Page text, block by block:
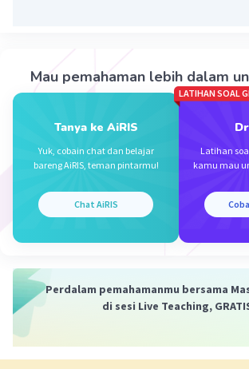
Iklan
Mau pemahaman lebih dalam
Tanya ke AiRIS
Yuk, cobain chat dan belajar
bareng AiRIS, teman pintarmu!
Chat AiRIS
LATIHAN SOAL
Latihan
kamu mau
Perdalam pemahamanmu bersama
di sesi Live Teaching,